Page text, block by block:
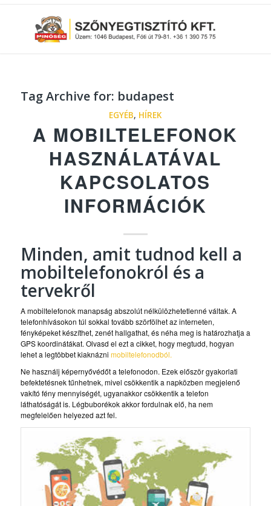
Tag Archive for: budapest
EGYÉB, HÍREK
A MOBILTELEFONOK
HASZNÁLATÁVAL
KAPCSOLATOS
INFORMÁCIÓK
Minden, amit tudnod kell a
mobiltelefonokról és a
tervekről
A mobiltelefonok manapság abszolút nélkülözhetetlenné váltak. A
telefonhívásokon túl sokkal tovább szörfölhet az interneten,
fényképeket készíthet, zenét hallgathat, és néha meg is határozhatja a
GPS koordinátákat. Olvasd el ezt a cikket, hogy megtudd, hogyan
lehet a legtöbbet kiaknázni mobiltelefonodból.
Ne használj képernyővédőt a telefonodon. Ezek először gyakorlati
befektetésnek tűnhetnek, mivel csökkentik a napközben megjelenő
vakító fény mennyiségét, ugyanakkor csökkentik a telefon
láthatóságát is. Légbuborékok akkor fordulnak elő, ha nem
megfelelően helyezed azt fel.